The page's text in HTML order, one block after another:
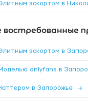
эскортом в
эскортом в
onlyfans в
в Запорожье →